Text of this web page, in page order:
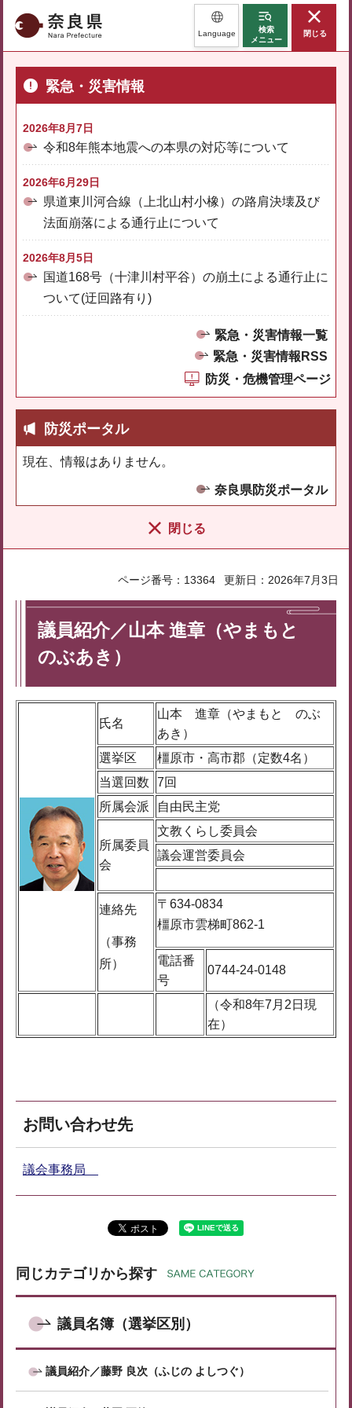
奈良県 Language
検索
メニュー
閉じる
緊急・災害情報
2026年8月7日
令和8年熊本地震への本県の対応等について
2026年6月29日
県道東川河合線（上北山村小橡）の路肩決壊及び
法面崩落による通行止について
2026年8月5日
国道168号（十津川村平谷）の崩土による通行止に
ついて(迂回路有り)
緊急・災害情報一覧
緊急・災害情報RSS
防災・危機管理ページ
防災ポータル
現在、情報はありません。
奈良県防災ポータル
閉じる
ページ番号：13364 更新日：2026年7月3日
議員紹介／山本 進章（やまもと
のぶあき）
氏名
山本 進章（やまもと のぶ
あき）
選挙区
橿原市・高市郡（定数4名）
当選回数
7回
所属会派
自由民主党
所属委員
会
文教くらし委員会
議会運営委員会
連絡先
（事務
所）
〒634-0834
橿原市雲梯町862-1
電話番
号
0744-24-0148
（令和8年7月2日現
在）
お問い合わせ先
議会事務局
同じカテゴリから探す
議員名簿（選挙区別）
議員紹介／藤野 良次（ふじの よしつぐ）